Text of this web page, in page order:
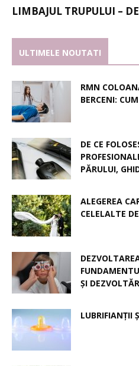
LIMBAJUL TRUPULUI –
ULTIMELE NOUTATI
RMN
BERCENI:
DE CE
PĂRULUI,
ALEGEREA
CELELALTE
ȘI
LUBRIFIANȚII